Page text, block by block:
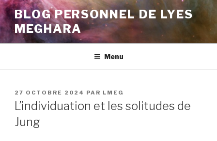
Aller
au
contenu
principal
BLOG PERSONNEL DE LYES
MEGHARA
Menu
PUBLIÉ
LE
27 OCTOBRE 2024 PAR LMEG
L’individuation et les solitudes de
Jung